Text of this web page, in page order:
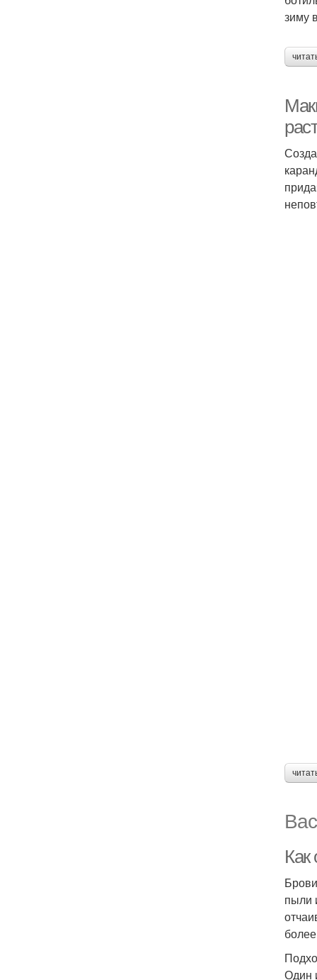
зиму
Как
пыли
Один